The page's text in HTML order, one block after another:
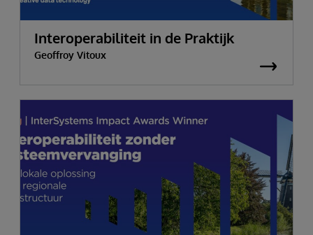
Interoperabiliteit in de Praktijk
Geoffroy Vitoux